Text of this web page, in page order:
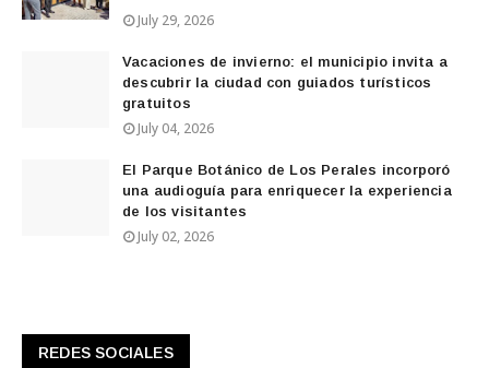
July 29, 2026
Vacaciones de invierno: el municipio invita a
descubrir la ciudad con guiados turísticos
gratuitos
July 04, 2026
El Parque Botánico de Los Perales incorporó
una audioguía para enriquecer la experiencia
de los visitantes
July 02, 2026
REDES SOCIALES